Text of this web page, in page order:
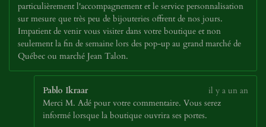
particulièrement l'accompagnement et le service personnalisation
sur mesure que très peu de bijouteries offrent de nos jours.
Impatient de venir vous visiter dans votre boutique et non
seulement la fin de semaine lors des pop-up au grand marché de
Québec ou marché Jean Talon.
Pablo Ikraar
il y a un an
Merci M. Adé pour votre commentaire. Vous serez
informé lorsque la boutique ouvrira ses portes.